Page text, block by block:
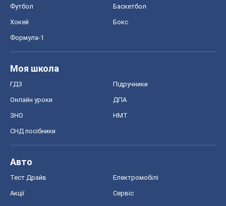
Футбол Баскетбол
Хокей Бокс
Формула-1
Моя школа
ГДЗ Підручники
Онлайн уроки ДПА
ЗНО НМТ
СНД посібники
Авто
Тест Драйв Електромобілі
Акції Сервіс